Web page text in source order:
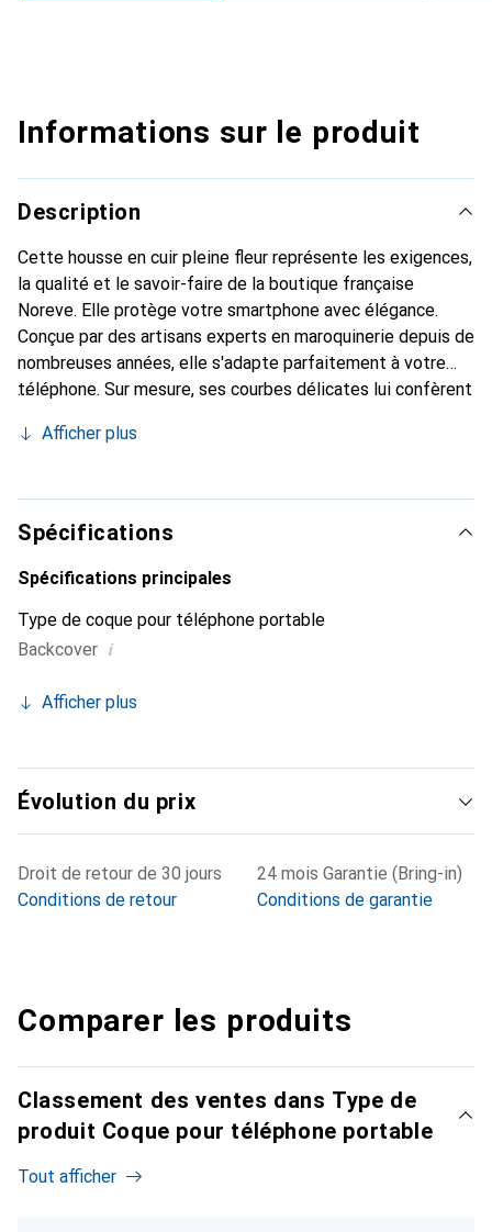
Informations sur le produit
Description
Cette housse en cuir pleine fleur représente les exigences,
la qualité et le savoir-faire de la boutique française
Noreve. Elle protège votre smartphone avec élégance.
Conçue par des artisans experts en maroquinerie depuis de
nombreuses années, elle s'adapte parfaitement à votre
téléphone. Sur mesure, ses courbes délicates lui confèrent
et indispensable de votre smartphone. Reconnaître
marque Noreve est un choix sûr pour une clientèle
exigeante.
Afficher plus
Spécifications
Spécifications principales
Type de coque pour téléphone portable
Backcover i
Afficher plus
Évolution du prix
Droit de retour de 30 jours
Conditions de retour
24 mois Garantie (Bring-in)
Conditions de garantie
Comparer les produits
Classement des ventes dans Type de
produit Coque pour téléphone portable
Tout afficher